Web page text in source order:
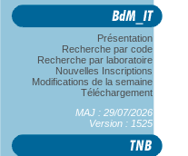
Présentation
Recherche par code
Recherche par laboratoire
Nouvelles Inscriptions
Modifications de la semaine
Téléchargement
MAJ : 29/07/2026
Version : 1525